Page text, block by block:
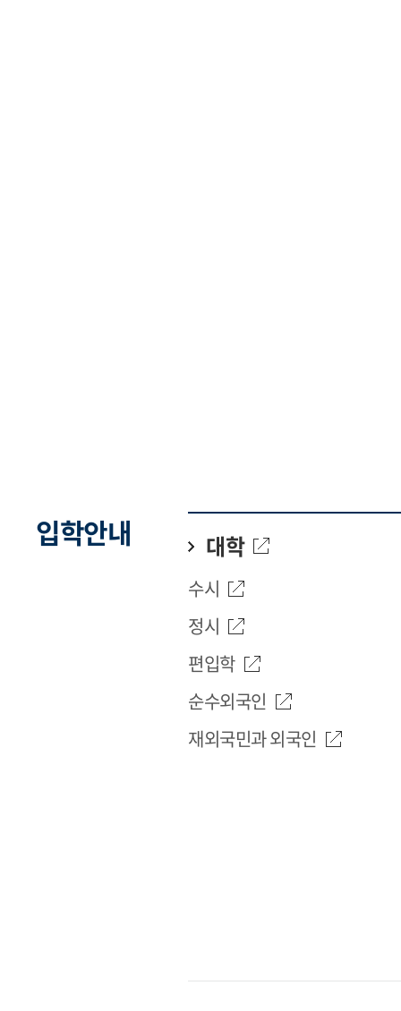
입학안내 대학
수시
정시
편입학
순수외국인
재외국민과 외국인